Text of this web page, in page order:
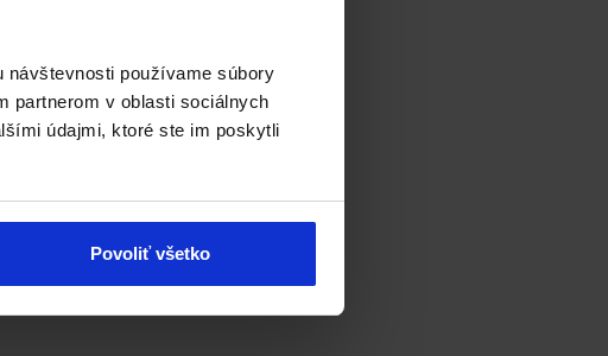
návštevnosti používame súbory
partnerom v oblasti sociálnych
údajmi, ktoré ste im poskytli
Povoliť všetko
our